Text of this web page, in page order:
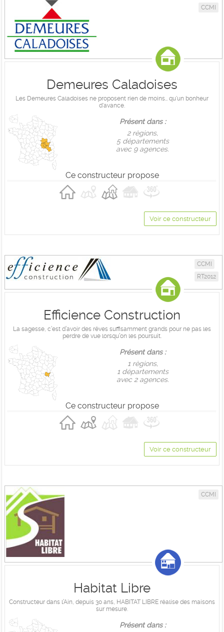
CCMI
Demeures Caladoises
Les Demeures Caladoises ne proposent rien de moins… qu'un bonheur
d'avance.
Présent dans :
2 règions,
5 départements
avec 9 agences.
Ce constructeur propose
Voir ce constructeur
CCMI
RT2012
Efficience Construction
La sagesse, c’est d’avoir des rêves suffisamment grands pour ne pas les
perdre de vue lorsqu’on les poursuit.
Présent dans :
1 règions,
1 départements
avec 2 agences.
Ce constructeur propose
Voir ce constructeur
CCMI
Habitat Libre
Constructeur dans l’Ain, depuis 30 ans, HABITAT LIBRE réalise des maisons
sur mesure.
Présent dans :